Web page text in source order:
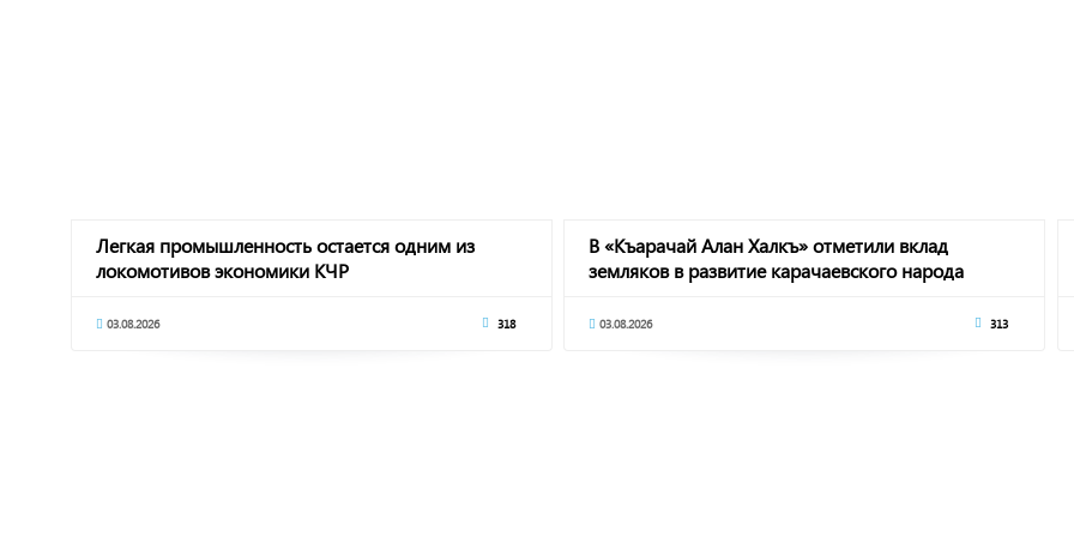
Легкая промышленность остается одним из
локомотивов экономики КЧР
03.08.2026 318
В «Къарачай Алан Халкъ» отметили вклад
земляков в развитие карачаевского народа
03.08.2026 313